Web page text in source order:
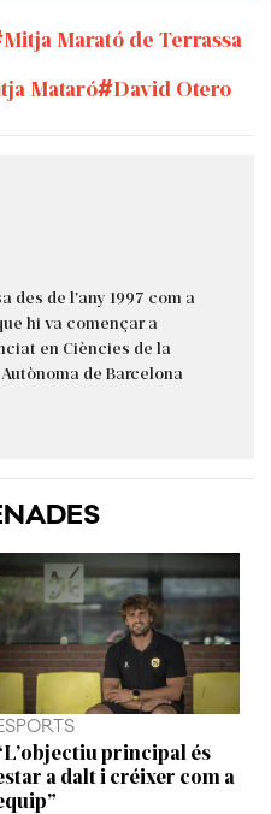
Mitja Marató de Terrassa
Mataró
David Otero
des de l'any 1997 com a
hi va començar a
en Ciències de la
de Barcelona
principal és
a dalt i créixer com a